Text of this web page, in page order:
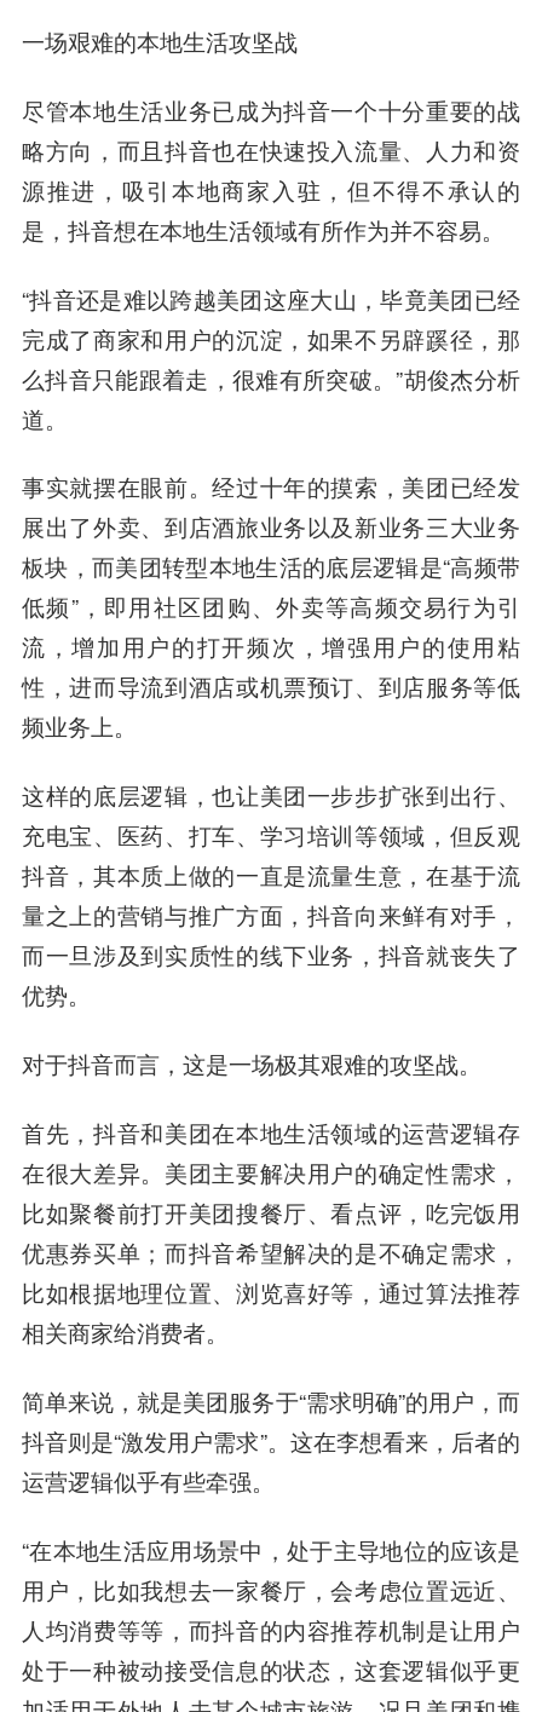
一场艰难的本地生活攻坚战
尽管本地生活业务已成为抖音一个十分重要的战
略方向，而且抖音也在快速投入流量、人力和资
源推进，吸引本地商家入驻，但不得不承认的
是，抖音想在本地生活领域有所作为并不容易。
“抖音还是难以跨越美团这座大山，毕竟美团已经
完成了商家和用户的沉淀，如果不另辟蹊径，那
么抖音只能跟着走，很难有所突破。”胡俊杰分析
道。
事实就摆在眼前。经过十年的摸索，美团已经发
展出了外卖、到店酒旅业务以及新业务三大业务
板块，而美团转型本地生活的底层逻辑是“高频带
低频”，即用社区团购、外卖等高频交易行为引
流，增加用户的打开频次，增强用户的使用粘
性，进而导流到酒店或机票预订、到店服务等低
频业务上。
这样的底层逻辑，也让美团一步步扩张到出行、
充电宝、医药、打车、学习培训等领域，但反观
抖音，其本质上做的一直是流量生意，在基于流
量之上的营销与推广方面，抖音向来鲜有对手，
而一旦涉及到实质性的线下业务，抖音就丧失了
优势。
对于抖音而言，这是一场极其艰难的攻坚战。
首先，抖音和美团在本地生活领域的运营逻辑存
在很大差异。美团主要解决用户的确定性需求，
比如聚餐前打开美团搜餐厅、看点评，吃完饭用
优惠券买单；而抖音希望解决的是不确定需求，
比如根据地理位置、浏览喜好等，通过算法推荐
相关商家给消费者。
简单来说，就是美团服务于“需求明确”的用户，而
抖音则是“激发用户需求”。这在李想看来，后者的
运营逻辑似乎有些牵强。
“在本地生活应用场景中，处于主导地位的应该是
用户，比如我想去一家餐厅，会考虑位置远近、
人均消费等等，而抖音的内容推荐机制是让用户
处于一种被动接受信息的状态，这套逻辑似乎更